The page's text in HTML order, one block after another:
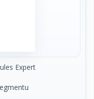
Expert